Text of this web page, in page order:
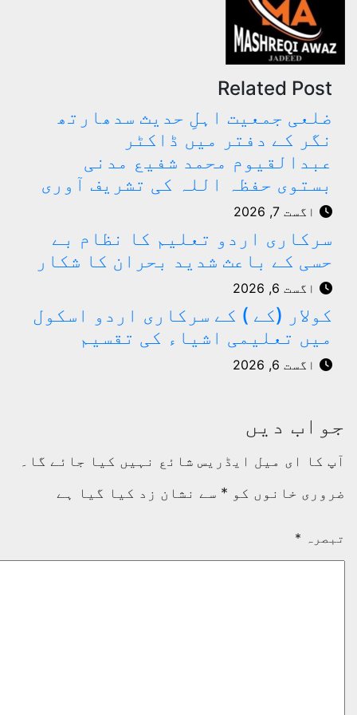
Related Post
ضلعی جمعیت اہلِ حدیث سدھارتھ
نگر کے دفتر میں ڈاکٹر
عبدالقیوم محمد شفیع مدنی
بستوی حفظہ اللہ کی تشریف آوری
اگست 7, 2026
سرکاری اردو تعلیم کا نظام بے
حسی کے باعث شدید بحران کا شکار
اگست 6, 2026
کولار (کے ) کے سرکاری اردو اسکول
میں تعلیمی اشیاء کی تقسیم
اگست 6, 2026
دیں
کا ای میل ایڈریس شائع نہیں کیا جائے گا۔
خانوں کو *سے نشان زد کیا گیا ہے
*